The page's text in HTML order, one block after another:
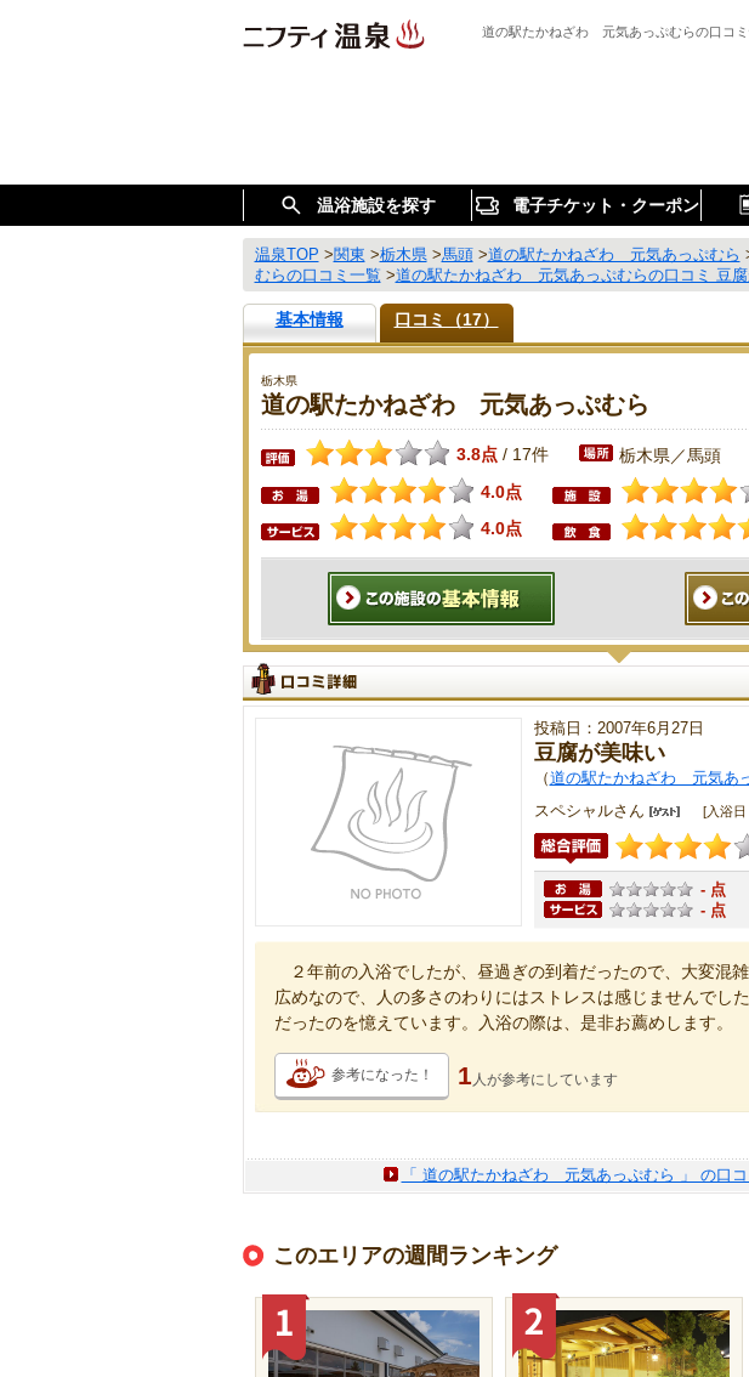
道の駅たかねざわ 元気あっぷむらの口コ
温浴施設を探す 電子チケット・クーポン
温泉TOP >関東 >栃木県>馬頭>道の駅たかねざわ 元気あっぷむら
むらの口コミ一覧 >道の駅たかねざわ 元気あっぷむらの口コミ 豆
基本情報 口コミ（17）
栃木県
道の駅たかねざわ 元気あっぷむら
3.8点 / 17件 栃木県／馬頭
4.0点
4.0点
投稿日：2007年6月27日
豆腐が美味い
（道の駅たかねざわ 元気あ
スペシャルさん
[入浴
- 点
- 点
２年前の入浴でしたが、昼過ぎの到着だったので、大変混
広めなので、人の多さのわりにはストレスは感じませんでし
だったのを憶えています。入浴の際は、是非お薦めします。
参考になった！ 1 人が参考にしています
「 道の駅たかねざわ 元気あっぷむら 」 の口
このエリアの週間ランキング